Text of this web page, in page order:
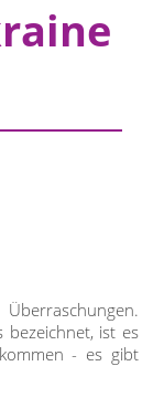
bezeichnet, ist es
- es gibt